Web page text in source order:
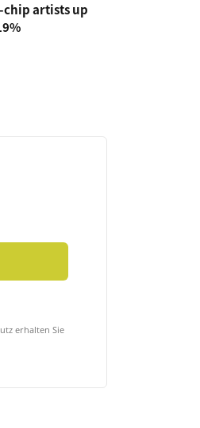
artists up
erhalten Sie